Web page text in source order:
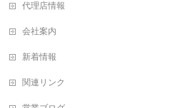
代理店情報
会社案内
新着情報
関連リンク